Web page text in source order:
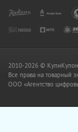
2010-2026 ©
Все права на товарный
OOO «Агентство